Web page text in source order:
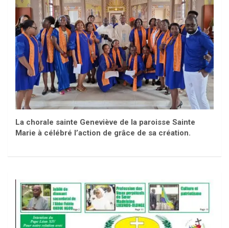
La chorale sainte Geneviève de la paroisse Sainte
Marie à célébré l’action de grâce de sa création.